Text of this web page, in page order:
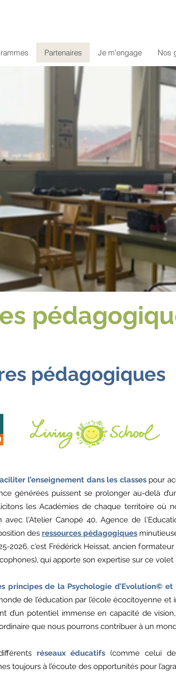
Partenaires Je m'engage Nos
pédagogiques
l’enseignement dans les classespour
générées puissent se prolonger au-delà
les Académies de chaque territoire où
l'Atelier Canopé 40, Agence de
des ressources pédagogiques
2026, c'est Frédérick Heissat, ancien
qui apporte son expertise sur ce volet
principes de la Psychologie d’Evolution©
de l’éducation par l’école écocitoyenne
d’un potentiel immense en capacité de
que nous pourrons contribuer à un
réseaux éducatifs (comme celui
toujours à l’écoute des opportunités pour